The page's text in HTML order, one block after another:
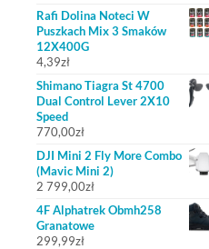
Rafi Dolina Noteci W
Puszkach Mix 3 Smaków
12X400G
4,39zł
Shimano Tiagra St 4700
Dual Control Lever 2X10
Speed
770,00zł
DJI Mini 2 Fly More Combo
(Mavic Mini 2)
2 799,00zł
4F Alphatrek Obmh258
Granatowe
299,99zł